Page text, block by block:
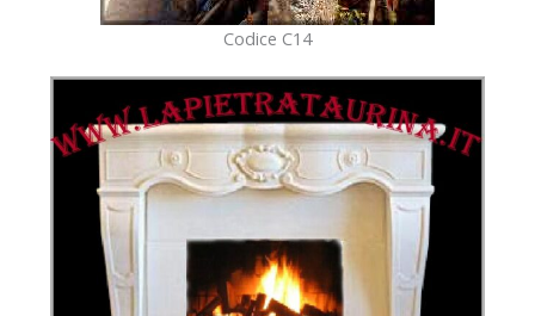
Codice C14